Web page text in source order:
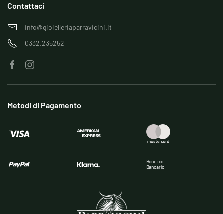
Contattaci
info@gioielleriaparravicini.it
0332.235252
Metodi di Pagamento
Bonifico
Bancario